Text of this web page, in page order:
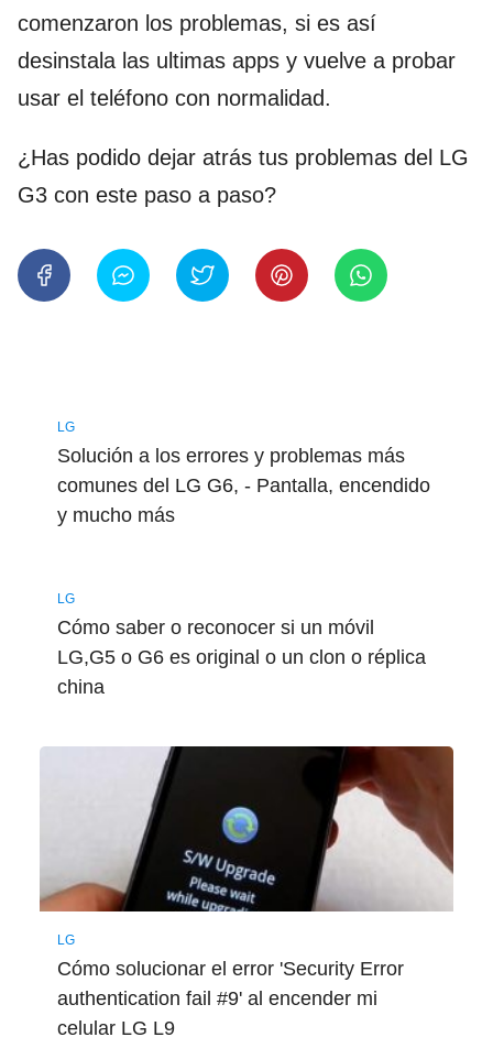
comenzaron los problemas, si es así
desinstala las ultimas apps y vuelve a probar
usar el teléfono con normalidad.
¿Has podido dejar atrás tus problemas del LG
G3 con este paso a paso?
LG
Solución a los errores y problemas más
comunes del LG G6, - Pantalla, encendido
y mucho más
LG
Cómo saber o reconocer si un móvil
LG,G5 o G6 es original o un clon o réplica
china
LG
Cómo solucionar el error 'Security Error
authentication fail #9' al encender mi
celular LG L9